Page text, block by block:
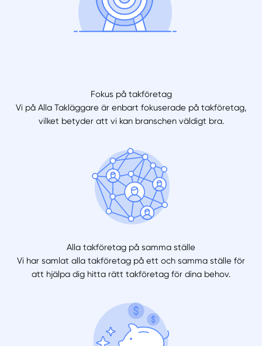
Fokus på takföretag
Vi på Alla Takläggare är enbart fokuserade på takföretag,
vilket betyder att vi kan branschen väldigt bra.
Alla takföretag på samma ställe
Vi har samlat alla takföretag på ett och samma ställe för
att hjälpa dig hitta rätt takföretag för dina behov.